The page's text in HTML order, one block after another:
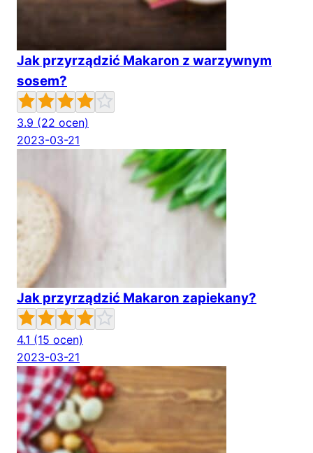
Jak przyrządzić Makaron z warzywnym
sosem?
3.9 (22 ocen)
2023-03-21
Jak przyrządzić Makaron zapiekany?
4.1 (15 ocen)
2023-03-21